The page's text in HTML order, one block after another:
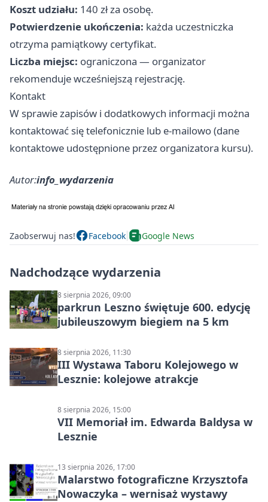
Koszt udziału: 140 zł za osobę.
Potwierdzenie ukończenia: każda uczestniczka
otrzyma pamiątkowy certyfikat.
Liczba miejsc: ograniczona — organizator
rekomenduje wcześniejszą rejestrację.
Kontakt
W sprawie zapisów i dodatkowych informacji można
kontaktować się telefonicznie lub e-mailowo (dane
kontaktowe udostępnione przez organizatora kursu).
Autor:info_wydarzenia
Zaobserwuj nas! Facebook Google News
Nadchodzące wydarzenia
8 sierpnia 2026, 09:00
parkrun Leszno świętuje 600. edycję
jubileuszowym biegiem na 5 km
8 sierpnia 2026, 11:30
III Wystawa Taboru Kolejowego w
Lesznie: kolejowe atrakcje
8 sierpnia 2026, 15:00
VII Memoriał im. Edwarda Baldysa w
Lesznie
13 sierpnia 2026, 17:00
Malarstwo fotograficzne Krzysztofa
Nowaczyka – wernisaż wystawy